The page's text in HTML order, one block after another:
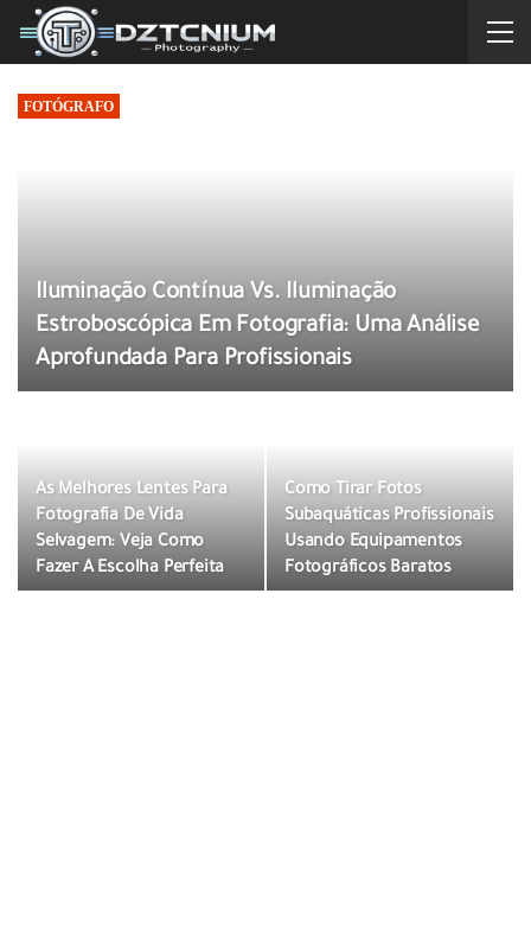
FOTÓGRAFO
Iluminação Contínua Vs. Iluminação
Estroboscópica Em Fotografia: Uma Análise
Aprofundada Para Profissionais
As Melhores Lentes Para
Fotografia De Vida
Selvagem: Veja Como
Fazer A Escolha Perfeita
Como Tirar Fotos
Subaquáticas Profissionais
Usando Equipamentos
Fotográficos Baratos